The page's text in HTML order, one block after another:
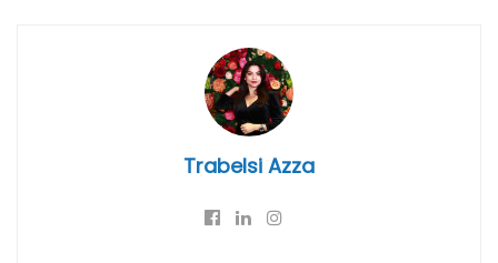
Trabelsi Azza